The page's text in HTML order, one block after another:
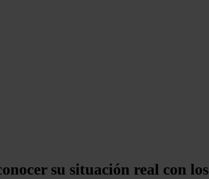
su situación real con